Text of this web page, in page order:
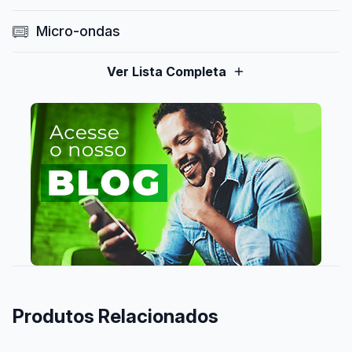
Micro-ondas
Ver Lista Completa
Produtos Relacionados